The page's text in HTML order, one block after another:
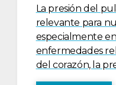
La presión del
relevante para
especialmente
enfermedades
del corazón, la